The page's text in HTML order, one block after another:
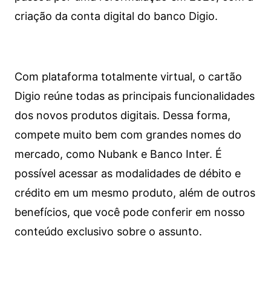
criação da conta digital do banco Digio.
Com plataforma totalmente virtual, o cartão
Digio reúne todas as principais funcionalidades
dos novos produtos digitais. Dessa forma,
compete muito bem com grandes nomes do
mercado, como Nubank e Banco Inter. É
possível acessar as modalidades de débito e
crédito em um mesmo produto, além de outros
benefícios, que você pode conferir em nosso
conteúdo exclusivo sobre o assunto.